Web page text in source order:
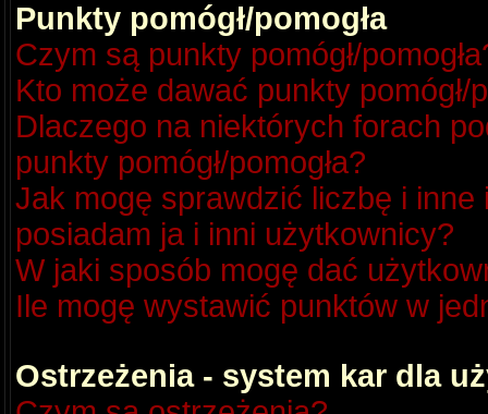
Punkty pomógł/pomogła
Czym są punkty pomógł/
Kto może dawać punkty pomógł/
Dlaczego na niektórych forach
punkty pomógł/pomogła?
Jak mogę sprawdzić liczbę i
posiadam ja i inni użytkownicy?
W jaki sposób mogę dać
Ile mogę wystawić punktów w
Ostrzeżenia - system kar dla